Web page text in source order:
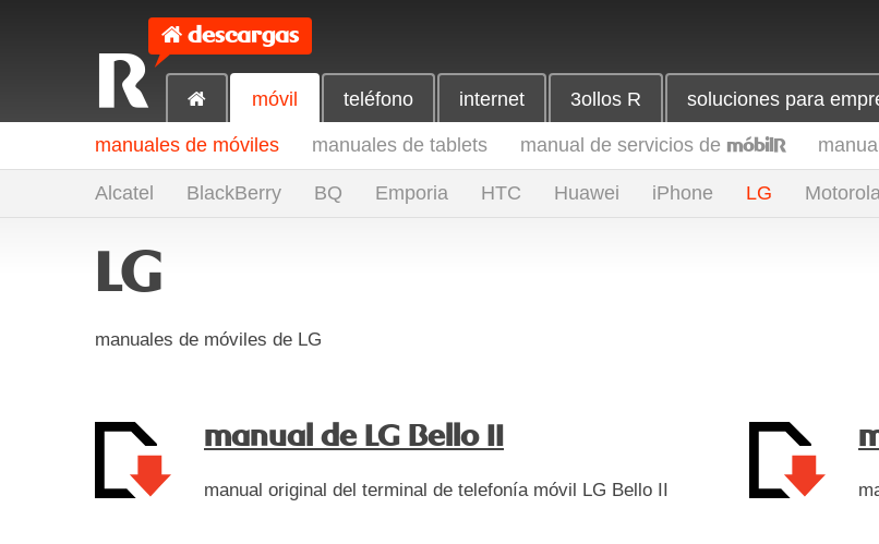
R
descargas
móvil teléfono internet 3ollos R soluciones para
manuales de móviles manuales de tablets manual de servicios de móbilR
Alcatel BlackBerry BQ Emporia HTC Huawei iPhone LG
LG
manuales de móviles de LG
manual de LG Bello II
manual original del terminal de telefonía móvil LG Bello II